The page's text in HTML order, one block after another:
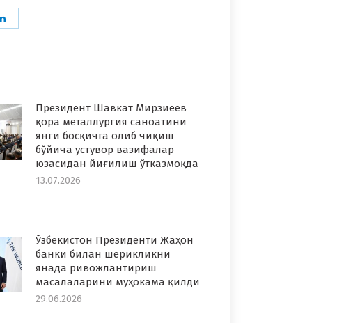
Президент Шавкат Мирзиёев
қора металлургия саноатини
янги босқичга олиб чиқиш
бўйича устувор вазифалар
юзасидан йиғилиш ўтказмоқда
13.07.2026
Ўзбекистон Президенти Жаҳон
банки билан шерикликни
янада ривожлантириш
масалаларини муҳокама қилди
29.06.2026